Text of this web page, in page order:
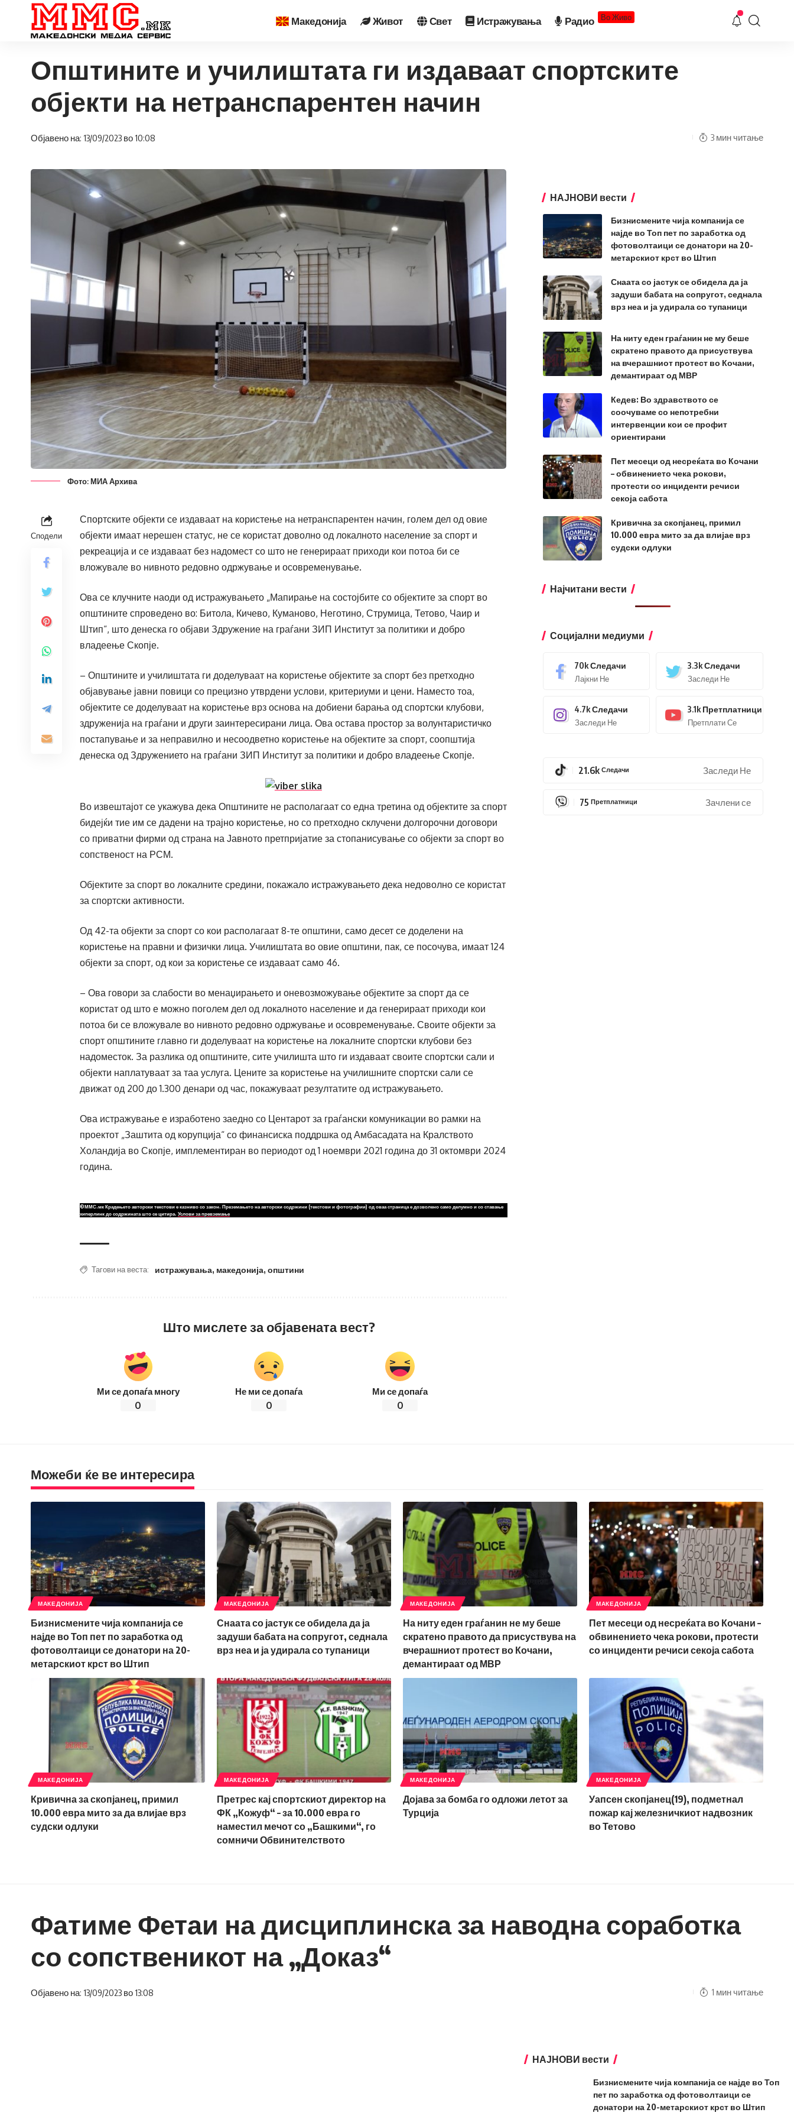
Македонија Живот Свет Истражувања Радио Во Живо
Општините и училиштата ги издаваат спортските
објекти на нетранспарентен начин
Објавено на: 13/09/2023 во 10:08 3 мин читање
Фото: МИА Архива
Сподели
Спортските објекти се издаваат на користење на нетранспарентен начин, голем дел од овие
објекти имаат нерешен статус, не се користат доволно од локалното население за спорт и
рекреација и се издаваат без надомест со што не генерираат приходи кои потоа би се
вложувале во нивното редовно одржување и осовременување.
Ова се клучните наоди од истражувањето „Мапирање на состојбите со објектите за спорт во
општините спроведено во: Битола, Кичево, Куманово, Неготино, Струмица, Тетово, Чаир и
Штип“, што денеска го објави Здружение на граѓани ЗИП Институт за политики и добро
владеење Скопје.
– Општините и училиштата ги доделуваат на користење објектите за спорт без претходно
објавување јавни повици со прецизно утврдени услови, критериуми и цени. Наместо тоа,
објектите се доделуваат на користење врз основа на добиени барања од спортски клубови,
здруженија на граѓани и други заинтересирани лица. Ова остава простор за волунтаристичко
постапување и за неправилно и несоодветно користење на објектите за спорт, соопштија
денеска од Здружението на граѓани ЗИП Институт за политики и добро владеење Скопје.
Во извештајот се укажува дека Општините не располагаат со една третина од објектите за спорт
бидејќи тие им се дадени на трајно користење, но со претходно склучени долгорочни договори
со приватни фирми од страна на Јавното претпријатие за стопанисување со објекти за спорт во
сопственост на РСМ.
Објектите за спорт во локалните средини, покажало истражувањето дека недоволно се користат
за спортски активности.
Од 42-та објекти за спорт со кои располагаат 8-те општини, само десет се доделени на
користење на правни и физички лица. Училиштата во овие општини, пак, се посочува, имаат 124
објекти за спорт, од кои за користење се издаваат само 46.
– Ова говори за слабости во менаџирањето и оневозможување објектите за спорт да се
користат од што е можно поголем дел од локалното население и да генерираат приходи кои
потоа би се вложувале во нивното редовно одржување и осовременување. Своите објекти за
спорт општините главно ги доделуваат на користење на локалните спортски клубови без
надоместок. За разлика од општините, сите училишта што ги издаваат своите спортски сали и
објекти наплатуваат за таа услуга. Цените за користење на училишните спортски сали се
движат од 200 до 1.300 денари од час, покажуваат резултатите од истражувањето.
Ова истражување е изработено заедно со Центарот за граѓански комуникации во рамки на
проектот „Заштита од корупција“ со финансиска поддршка од Амбасадата на Кралството
Холандија во Скопје, имплементиран во периодот од 1 ноември 2021 година до 31 октомври 2024
година.
©ММС.мк Крадењето авторски текстови е казниво со закон. Преземањето на авторски содржини (текстови и фотографии) од оваа страница е дозволено само делумно и со ставање
хиперлинк до содржината што се цитира. Услови за превземање
Тагови на веста: истражувања, македонија, општини
Што мислете за објавената вест?
Ми се допаѓа многу
0
Не ми се допаѓа
0
Ми се допаѓа
0
НАЈНОВИ вести
Бизнисмените чија компанија се
најде во Топ пет по заработка од
фотоволтаици се донатори на 20-
метарскиот крст во Штип
Снаата со јастук се обидела да ја
задуши бабата на сопругот, седнала
врз неа и ја удирала со тупаници
На ниту еден граѓанин не му беше
скратено правото да присуствува
на вчерашниот протест во Кочани,
демантираат од МВР
Кедев: Во здравството се
соочуваме со непотребни
интервенции кои се профит
ориентирани
Пет месеци од несреќата во Кочани
– обвинението чека рокови,
протести со инциденти речиси
секоја сабота
Кривична за скопјанец, примил
10.000 евра мито за да влијае врз
судски одлуки
Најчитани вести
Социјални медиуми
70kСледачи
Лајкни Не
3.3kСледачи
Заследи Не
4.7kСледачи
Заследи Не
3.1k Претплатници
Претплати Се
21.6k Следачи Заследи Не
75 Претплатници Зачлени се
Можеби ќе ве интересира
МАКЕДОНИЈА
Бизнисмените чија компанија се
најде во Топ пет по заработка од
фотоволтаици се донатори на 20-
метарскиот крст во Штип
МАКЕДОНИЈА
Снаата со јастук се обидела да ја
задуши бабата на сопругот, седнала
врз неа и ја удирала со тупаници
МАКЕДОНИЈА
На ниту еден граѓанин не му беше
скратено правото да присуствува на
вчерашниот протест во Кочани,
демантираат од МВР
МАКЕДОНИЈА
Пет месеци од несреќата во Кочани –
обвинението чека рокови, протести
со инциденти речиси секоја сабота
МАКЕДОНИЈА
Кривична за скопјанец, примил
10.000 евра мито за да влијае врз
судски одлуки
МАКЕДОНИЈА
Претрес кај спортскиот директор на
ФК „Кожуф“ – за 10.000 евра го
наместил мечот со „Башкими“, го
сомничи Обвинителството
МАКЕДОНИЈА
Дојава за бомба го одложи летот за
Турција
МАКЕДОНИЈА
Уапсен скопјанец(19), подметнал
пожар кај железничкиот надвозник
во Тетово
Фатиме Фетаи на дисциплинска за наводна соработка
со сопственикот на „Доказ“
Објавено на: 13/09/2023 во 13:08 1 мин читање
НАЈНОВИ вести
Бизнисмените чија компанија се најде во Топ
пет по заработка од фотоволтаици се
донатори на 20-метарскиот крст во Штип